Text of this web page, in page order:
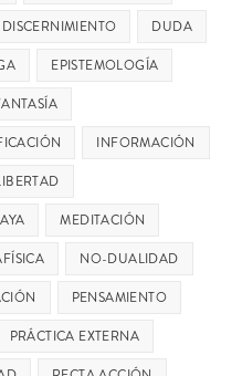
DISCERNIMIENTO
DUDA
EPISTEMOLOGÍA
INFORMACIÓN
MEDITACIÓN
NO-DUALIDAD
PENSAMIENTO
PRÁCTICA EXTERNA